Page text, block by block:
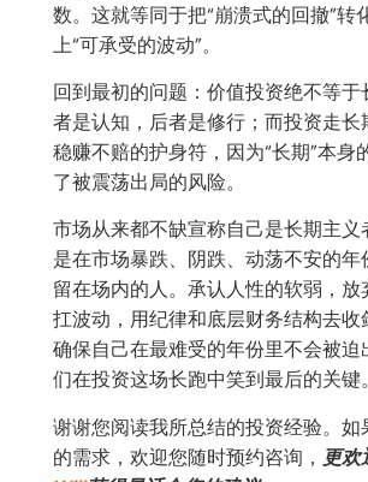
数。这就等同于把“崩溃式的回撤”转
上“可承受的波动”。
回到最初的问题：价值投资绝不等于
者是认知，后者是修行；而投资走长
稳赚不赔的护身符，因为“长期”本身
了被震荡出局的风险。
市场从来都不缺宣称自己是长期主义
是在市场暴跌、阴跌、动荡不安的年
留在场内的人。承认人性的软弱，放
扛波动，用纪律和底层财务结构去收
确保自己在最难受的年份里不会被迫
们在投资这场长跑中笑到最后的关键。
谢谢您阅读我所总结的投资经验。如
的需求，欢迎您随时预约咨询， 更欢